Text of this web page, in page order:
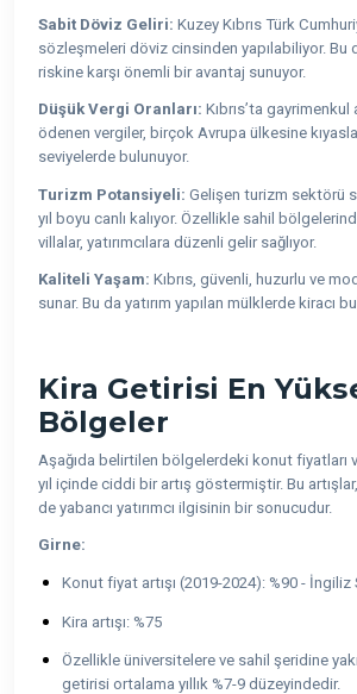
Sabit Döviz Geliri: Kuzey Kıbrıs Türk
sözleşmeleri döviz cinsinden yapılabiliyor. Bu
riskine karşı önemli bir avantaj sunuyor.
Düşük Vergi Oranları: Kıbrıs’ta gayrimenkul
ödenen vergiler, birçok Avrupa ülkesine
seviyelerde bulunuyor.
Turizm Potansiyeli: Gelişen turizm sektörü
yıl boyu canlı kalıyor. Özellikle sahil
villalar, yatırımcılara düzenli gelir sağlıyor.
Kaliteli Yaşam: Kıbrıs, güvenli, huzurlu ve
sunar. Bu da yatırım yapılan mülklerde kiracı
Kira Getirisi En
Bölgeler
Aşağıda belirtilen bölgelerdeki konut fiyatları
yıl içinde ciddi bir artış göstermiştir. Bu
de yabancı yatırımcı ilgisinin bir sonucudur.
Girne:
Konut fiyat artışı (2019-2024): %90 - İngiliz
Kira artışı: %75
Özellikle üniversitelere ve sahil şeridine
getirisi ortalama yıllık %7-9 düzeyindedir.